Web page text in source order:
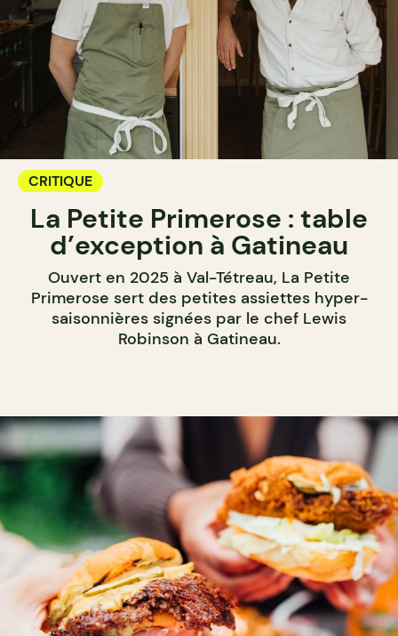
CRITIQUE
La Petite Primerose : table
d’exception à Gatineau
Ouvert en 2025 à Val-Tétreau, La Petite
Primerose sert des petites assiettes hyper-
saisonnières signées par le chef Lewis
Robinson à Gatineau.